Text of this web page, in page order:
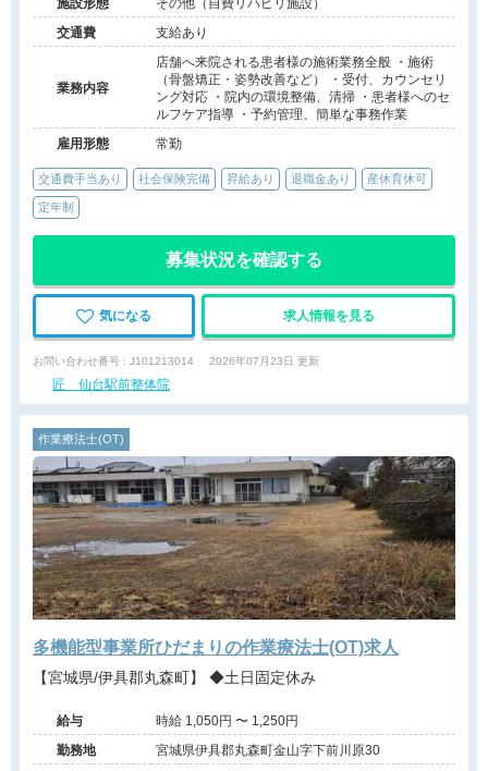
施設形態
その他（自費リハビリ施設）
交通費
支給あり
業務内容
店舗へ来院される患者様の施術業務全般 ・施術
（骨盤矯正・姿勢改善など） ・受付、カウンセリ
ング対応 ・院内の環境整備、清掃 ・患者様へのセ
ルフケア指導 ・予約管理、簡単な事務作業
雇用形態
常勤
交通費手当あり 社会保険完備 昇給あり 退職金あり 産休育休可
定年制
募集状況を確認する
気になる 求人情報を見る
お問い合わせ番号 : J101213014 2026年07月23日 更新
匠 仙台駅前整体院
作業療法士(OT)
多機能型事業所ひだまりの作業療法士(OT)求人
【宮城県/伊具郡丸森町】 ◆土日固定休み
給与
時給 1,050円 〜 1,250円
勤務地
宮城県伊具郡丸森町金山字下前川原30